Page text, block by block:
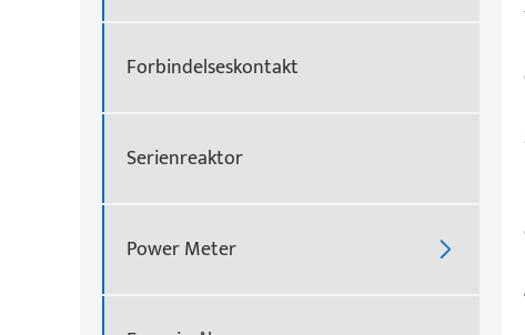
Forbindelseskontakt
Serienreaktor
Power Meter 